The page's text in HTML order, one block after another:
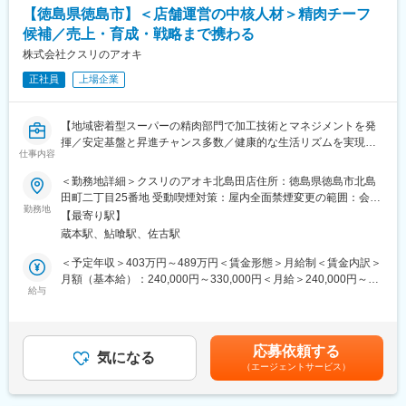
ど、ご自身のプライベートを大切にしながら、働ける環境です！
＜社員区分＞
【ナショナル社員】
全国勤務型であり、昇格のチャンスが多く、キャリアアップに非
常に有利です。
４時間以内のエリアが勤務先となります。
【ローカル社員】
なり、転居は伴いません。
「希望休で休みが取りやすい！」
月平均９日休みであり、そのうち４日間はご自身で希望休として
指定することが可能です、また、６～９月の間で、公休と有給を
組み合わせ、５～６日間の長期休暇を在籍２年目から取得するこ
とが可能です。
で4.8倍と急成長を遂げております！
・年間85店舗以上の新規出店を継続し、「フード＆ドラッグ」と
して、生鮮食品を含む、食品部門を強化のための増員募集となり
【徳島県徳島市】＜店舗運営の中核人材＞精肉チーフ
候補／売上・育成・戦略まで携わる
株式会社クスリのアオキ
正社員 上場企業
仕事内容
【地域密着型スーパーの精肉部門で加工技術とマネジメントを発
揮／安定基盤と昇進チャンス多数／健康的な生活リズムを実現で
■魅力の要約
・全国規模でキャリアを築ける環境／SV・本部など多彩なキャリ
アパス◎
・成長率トップクラス企業でポスト増加中、早期昇格が可能！
・売場づくりから数値管理、人材育成までマネジメント力を総合
的に強化
の中核を担うチーフ候補を募集します。全国での店舗展開を加速
しているため、ポストも増加しており、キャリア志向の方に最適
なタイミングです。
勤務地
＜勤務地詳細＞クスリのアオキ北島田店住所：徳島県徳島市北島
田町二丁目25番地 受動喫煙対策：屋内全面禁煙変更の範囲：会社
の定める事業所
【最寄り駅】
蔵本駅、鮎喰駅、佐古駅
給与
＜予定年収＞403万円～489万円＜賃金形態＞月給制＜賃金内訳＞
月額（基本給）：240,000円～330,000円＜月給＞240,000円～
覚書を交わし、実績に基づいて残業代を支払います。賃金はあく
までも目安の金額であり、選考を通じて上下する可能性がありま
す。月給(月額)は固定手当を含めた表記です。
気になる 応募依頼する
（エージェントサービス）